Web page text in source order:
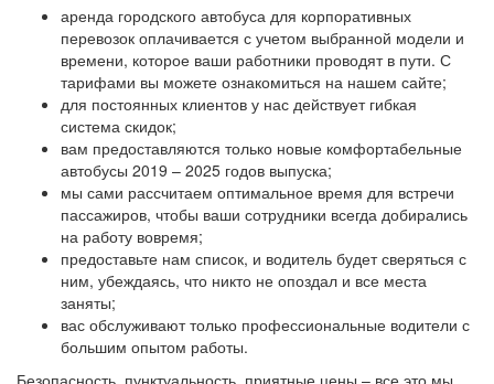
аренда городского автобуса для корпоративных
перевозок оплачивается с учетом выбранной модели и
времени, которое ваши работники проводят в пути. С
тарифами вы можете ознакомиться на нашем сайте;
для постоянных клиентов у нас действует гибкая
система скидок;
вам предоставляются только новые комфортабельные
автобусы 2019 – 2025 годов выпуска;
мы сами рассчитаем оптимальное время для встречи
пассажиров, чтобы ваши сотрудники всегда добирались
на работу вовремя;
предоставьте нам список, и водитель будет сверяться с
ним, убеждаясь, что никто не опоздал и все места
заняты;
вас обслуживают только профессиональные водители с
большим опытом работы.